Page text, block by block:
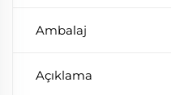
Ambalaj
Açıklama